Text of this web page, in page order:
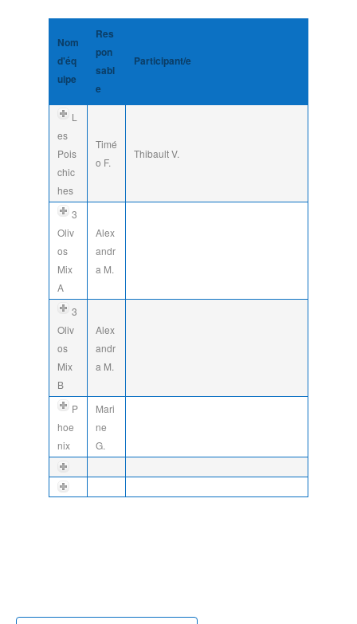
Nom
d'éq
uipe
Res
pon
sabl
e
Participant/e
L
es
Pois
chic
hes
Timé
o F.
Thibault V.
3
Oliv
os
Mix
A
Alex
andr
a M.
3
Oliv
os
Mix
B
Alex
andr
a M.
P
hoe
nix
Mari
ne
G.